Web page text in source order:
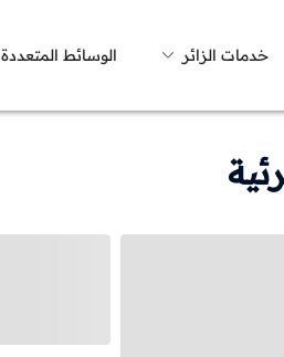
خدمات الزائر الوسائط المتعددة